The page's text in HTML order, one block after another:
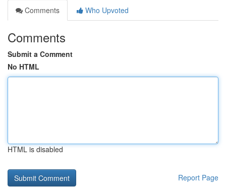
Comments
Who Upvoted
Comments
Submit a Comment
No HTML
HTML is disabled
Report Page